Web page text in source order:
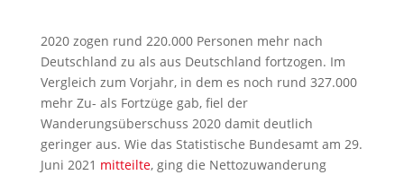
2020 zogen rund 220.000 Personen mehr nach
Deutschland zu als aus Deutschland fortzogen. Im
Vergleich zum Vorjahr, in dem es noch rund 327.000
mehr Zu- als Fortzüge gab, fiel der
Wanderungsüberschuss 2020 damit deutlich
geringer aus. Wie das Statistische Bundesamt am 29.
Juni 2021 mitteilte, ging die Nettozuwanderung